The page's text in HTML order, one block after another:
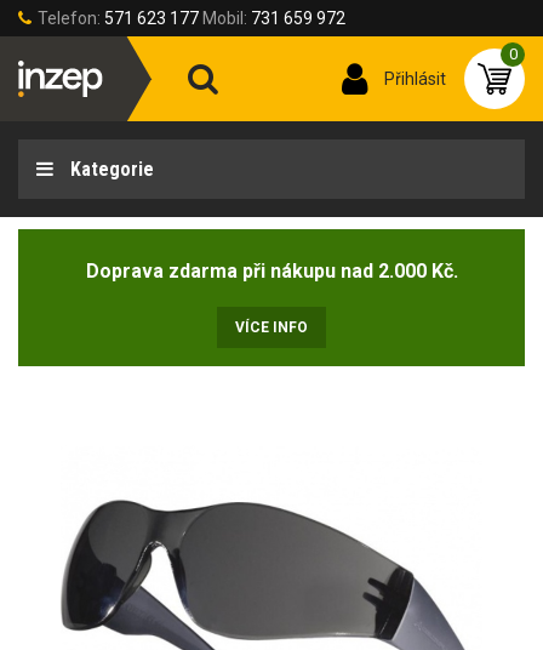
Telefon: 571 623 177 Mobil: 731 659 972
Přihlásit
0
Kategorie
Doprava zdarma při nákupu nad 2.000 Kč.
VÍCE INFO